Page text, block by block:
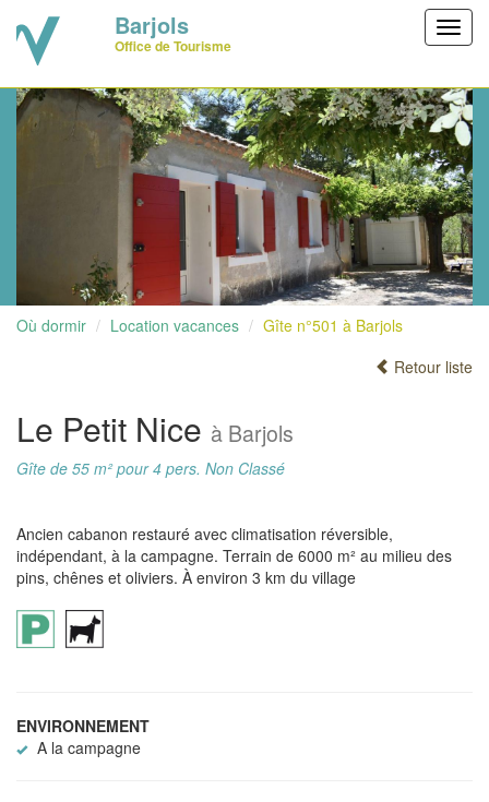
Barjols
Office de Tourisme
Où dormir Location vacances
Gîte n°501 à Barjols
Retour liste
Le Petit Nice à Barjols
Gîte de 55 m² pour 4 pers. Non Classé
Ancien cabanon restauré avec climatisation réversible,
indépendant, à la campagne. Terrain de 6000 m² au milieu des
pins, chênes et oliviers. À environ 3 km du village
ENVIRONNEMENT
A la campagne